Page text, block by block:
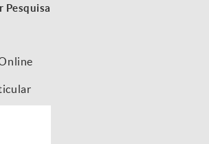
Pesquisa
Online